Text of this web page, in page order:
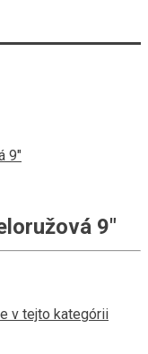
9"
9"
v tejto kategórii